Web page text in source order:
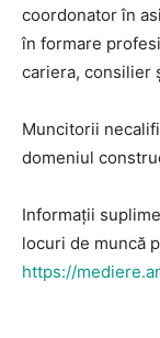
coordonator în
în formare
cariera, consilier
Muncitorii
domeniul
Informații
locuri de muncă
https://